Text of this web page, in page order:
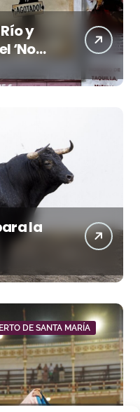
y
‘No
la
DE SANTA MARÍA